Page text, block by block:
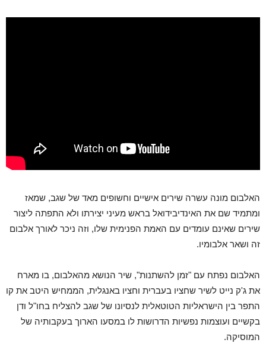
האלבום מונה עשרה שירים אישיים וחשופים מאד של שגב, שמאז
ומתמיד שם את האינדיבידואל בראש מעיני יצירתו ולא התפתה ליצור
שירים שאינם עומדים עם האמת הפנימית שלו, וזה ניכר לאורך אלבום
זה ושאר אלבומיו.
האלבום נפתח עם "זמן להשתנות", שיר הנושא מהאלבום, בו מארח
את ג'ק נייט לשיר שחציו בעברית וחציו באנגלית, הממחיש היטב את קו
התפר בין הישראליות הטוטאלית לנסיונו של שגב להצליח בחו"ל ודן
בקשיים ועוצמות נפשיות הדרושות לו במסעו הארוך בעקבותיה של
המוסיקה.